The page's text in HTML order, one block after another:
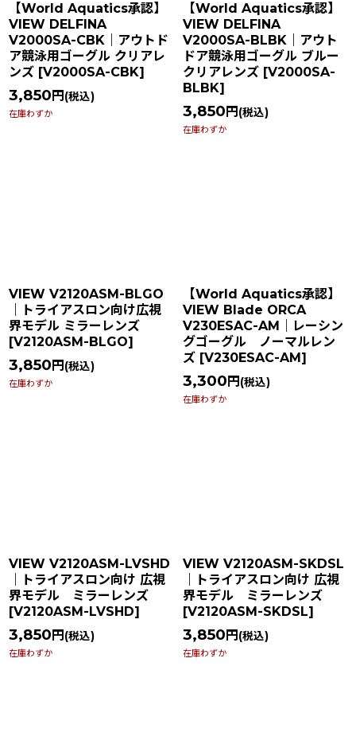
【World Aquatics承認】
VIEW DELFINA
V2000SA-CBK｜アウトド
ア競泳用ゴーグル クリアレ
ンズ [V2000SA-CBK]
3,850 円 (税込)
在庫わずか
【World Aquatics承認】
VIEW DELFINA
V2000SA-BLBK｜アウト
ドア競泳用ゴーグル ブルー
クリアレンズ [V2000SA-
BLBK]
3,850 円 (税込)
在庫わずか
VIEW V2120ASM-BLGO
｜トライアスロン向け広視
界モデル ミラーレンズ
[V2120ASM-BLGO]
3,850 円 (税込)
在庫わずか
【World Aquatics承認】
VIEW Blade ORCA
V230ESAC-AM｜レーシン
グゴーグル ノーマルレン
ズ [V230ESAC-AM ]
3,300 円 (税込)
在庫わずか
VIEW V2120ASM-LVSHD
｜トライアスロン向け 広視
界モデル ミラーレンズ
[V2120ASM-LVSHD]
3,850 円 (税込)
在庫わずか
VIEW V2120ASM-SKDSL
｜トライアスロン向け 広視
界モデル ミラーレンズ
[V2120ASM-SKDSL]
3,850 円 (税込)
在庫わずか